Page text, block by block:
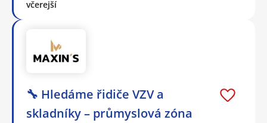
včerejší
🔧 Hledáme řidiče VZV a
skladníky – průmyslová zóna